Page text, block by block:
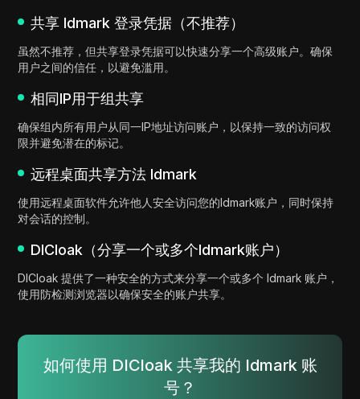
共享 Idmark 登录凭据（不推荐）
虽然不推荐，但共享登录凭据可以快速分享一个高级账户。确保
用户之间的信任，以避免滥用。
相同IP用于组共享
确保组内所有用户从同一IP地址访问账户，以保持一致的访问权
限并避免潜在的标记。
远程桌面共享方法 Idmark
使用远程桌面软件允许他人安全访问您的Idmark账户，同时保持
对会话的控制。
DICloak（分享一个或多个Idmark账户）
DICloak 提供了一种安全的方式来分享一个或多个 Idmark 账户，
使用防检测浏览器以确保安全的账户共享。
如何使用 DICloak 共享我的 Idmark 账
号？